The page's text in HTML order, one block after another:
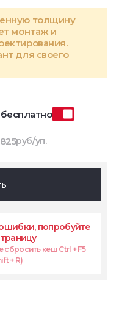
толщину
монтаж и
для своего
руб/уп.
попробуйте
сбросить кеш Ctrl + F5
+ R)